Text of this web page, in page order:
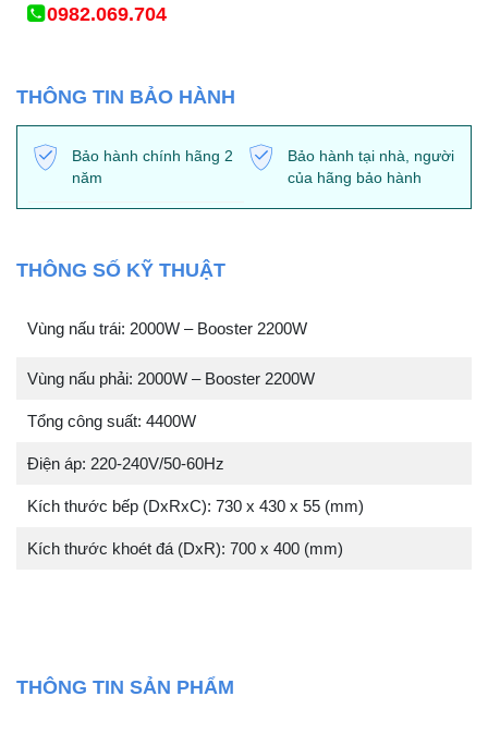
0982.069.704
THÔNG TIN BẢO HÀNH
Bảo hành chính hãng 2
năm
Bảo hành tại nhà, người
của hãng bảo hành
THÔNG SỐ KỸ THUẬT
Vùng nấu trái: 2000W – Booster 2200W
Vùng nấu phải: 2000W – Booster 2200W
Tổng công suất: 4400W
Điện áp: 220-240V/50-60Hz
Kích thước bếp (DxRxC): 730 x 430 x 55 (mm)
Kích thước khoét đá (DxR): 700 x 400 (mm)
THÔNG TIN SẢN PHẨM